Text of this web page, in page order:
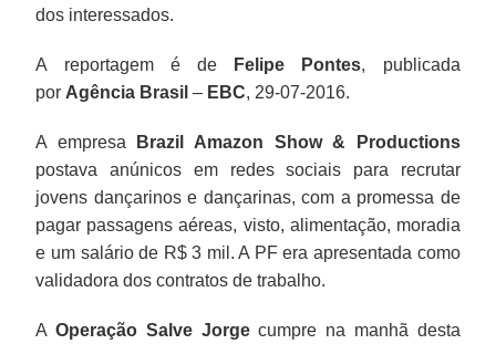
dos interessados.
A reportagem é de Felipe Pontes, publicada
por Agência Brasil – EBC, 29-07-2016.
A empresa
Brazil Amazon Show & Productions
postava anúnicos em redes sociais para recrutar
jovens dançarinos e dançarinas, com a promessa de
pagar passagens aéreas, visto, alimentação, moradia
e um salário de R$ 3 mil. A PF era apresentada como
validadora dos contratos de trabalho.
AOperação Salve Jorgecumpre na manhã desta